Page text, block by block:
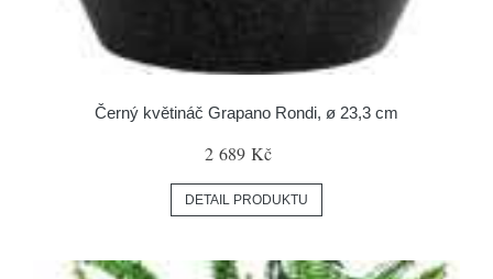
Černý květináč Grapano Rondi, ø 23,3 cm
2 689 Kč
DETAIL PRODUKTU